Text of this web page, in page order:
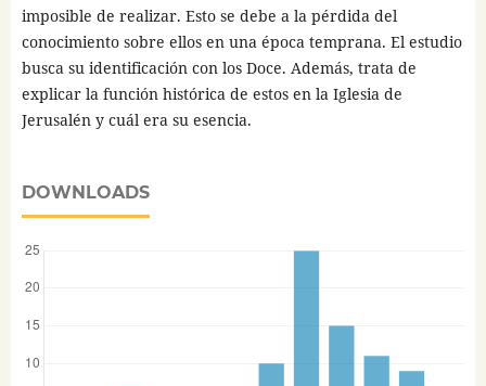
imposible de realizar. Esto se debe a la pérdida del
conocimiento sobre ellos en una época temprana. El estudio
busca su identificación con los Doce. Además, trata de
explicar la función histórica de estos en la Iglesia de
Jerusalén y cuál era su esencia.
DOWNLOADS